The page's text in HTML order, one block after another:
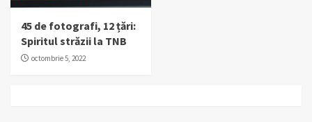
45 de fotografi, 12 țări:
Spiritul străzii la TNB
octombrie 5, 2022